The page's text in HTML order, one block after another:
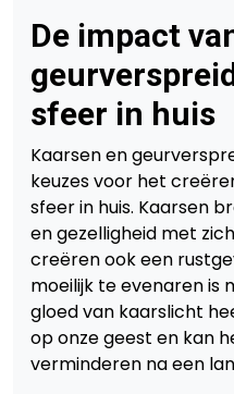
De impact
sfeer in huis
Kaarsen en
keuzes voor het
sfeer in huis. Kaarsen
en gezelligheid met
creëren ook een
moeilijk te evenaren is
gloed van kaarslicht
op onze geest en kan
verminderen na een